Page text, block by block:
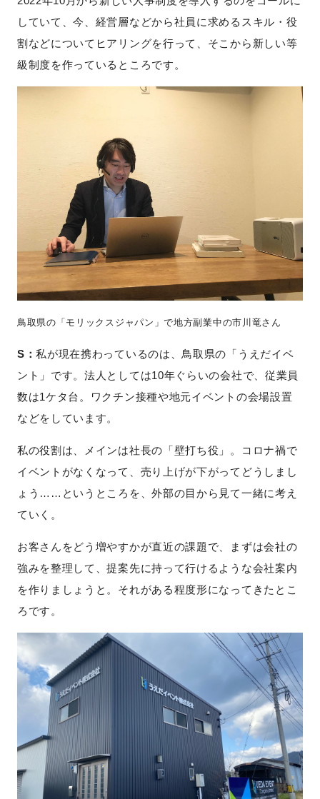
していて、今、経営層などから社員に求めるスキル・役
割などについてヒアリングを行って、そこから新しい等
級制度を作っているところです。
鳥取県の「モリックスジャパン」で地方副業中の市川竜さん
S：私が現在携わっているのは、鳥取県の「うえだイベ
ント」です。法人としては10年ぐらいの会社で、従業員
数は1ケタ台。ワクチン接種や地元イベントの会場設置
などをしています。
私の役割は、メインは社長の「壁打ち役」。コロナ禍で
イベントがなくなって、売り上げが下がってどうしまし
ょう……というところを、外部の目から見て一緒に考え
ていく。
お客さんをどう増やすかが直近の課題で、まずは会社の
強みを整理して、提案先に持って行けるような会社案内
を作りましょうと。それがある程度形になってきたとこ
ろです。